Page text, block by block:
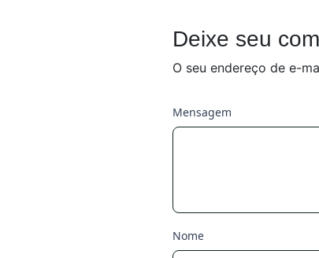
Deixe seu
O seu endereço de e-
Mensagem
Nome